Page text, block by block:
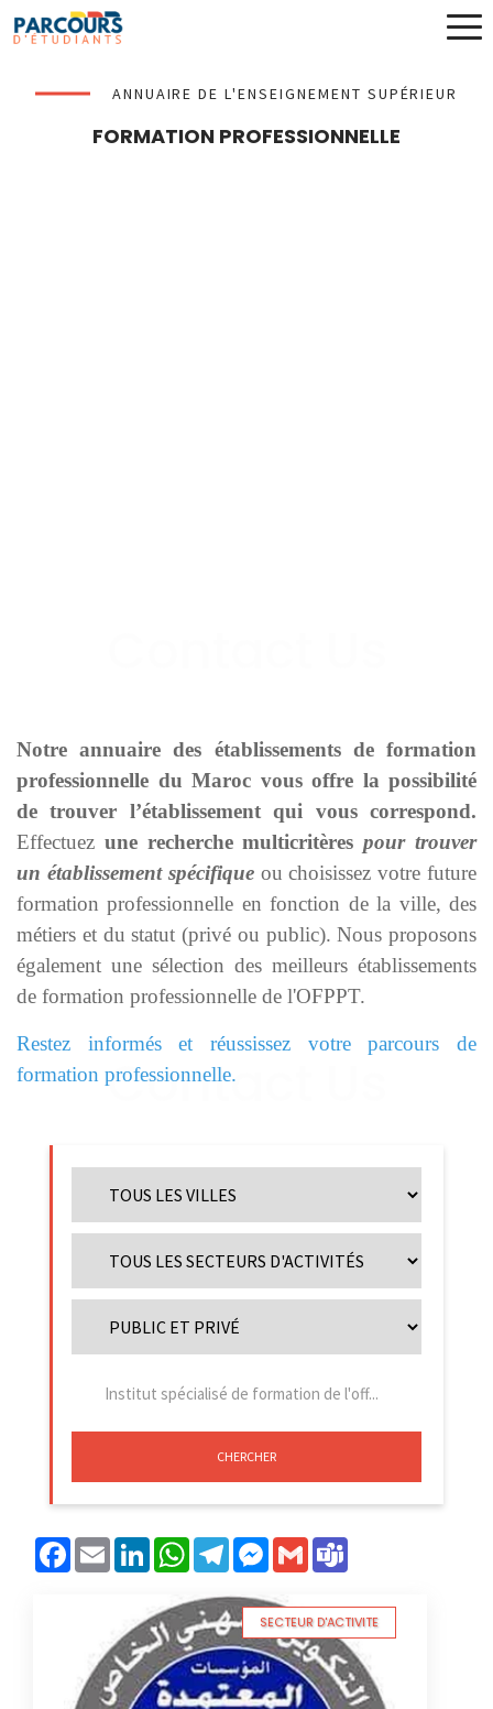
ANNUAIRE DE L'ENSEIGNEMENT SUPÉRIEUR
FORMATION PROFESSIONNELLE
Notre annuaire des établissements de formation
professionnelle du Maroc vous offre la possibilité
de trouver l’établissement qui vous correspond.
Effectuez une recherche multicritèrespour trouver
un établissement spécifiqueou choisissez votre future
formation professionnelle en fonction de la ville, des
métiers et du statut (privé ou public). Nous proposons
également une sélection des meilleurs établissements
de formation professionnelle de l'OFPPT.
Restez informés et réussissez votre parcours de
formation professionnelle.
CHERCHER
Facebook
Email LinkedInWhatsAppTelegramMessenger
Gmail
SECTEUR D'ACTIVITE